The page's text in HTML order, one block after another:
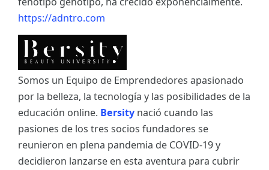
https://adntro.com
Somos un Equipo de Emprendedores apasionado
por la belleza, la tecnología y las posibilidades de la
educación online. Bersity nació cuando las
pasiones de los tres socios fundadores se
reunieron en plena pandemia de COVID-19 y
decidieron lanzarse en esta aventura para cubrir